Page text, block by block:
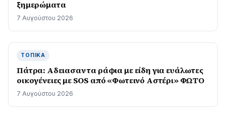
ξημερώματα
7 Αυγούστου 2026
ΤΟΠΙΚΆ
Πάτρα: Αδειασαν τα ράφια με είδη για ευάλωτες
οικογένειες με SOS από «Φωτεινό Αστέρι» ΦΩΤΟ
7 Αυγούστου 2026